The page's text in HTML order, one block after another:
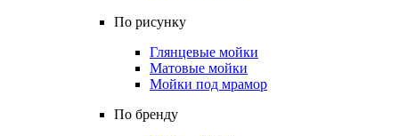
По рисунку
Глянцевые мойки
Матовые мойки
Мойки под мрамор
По бренду